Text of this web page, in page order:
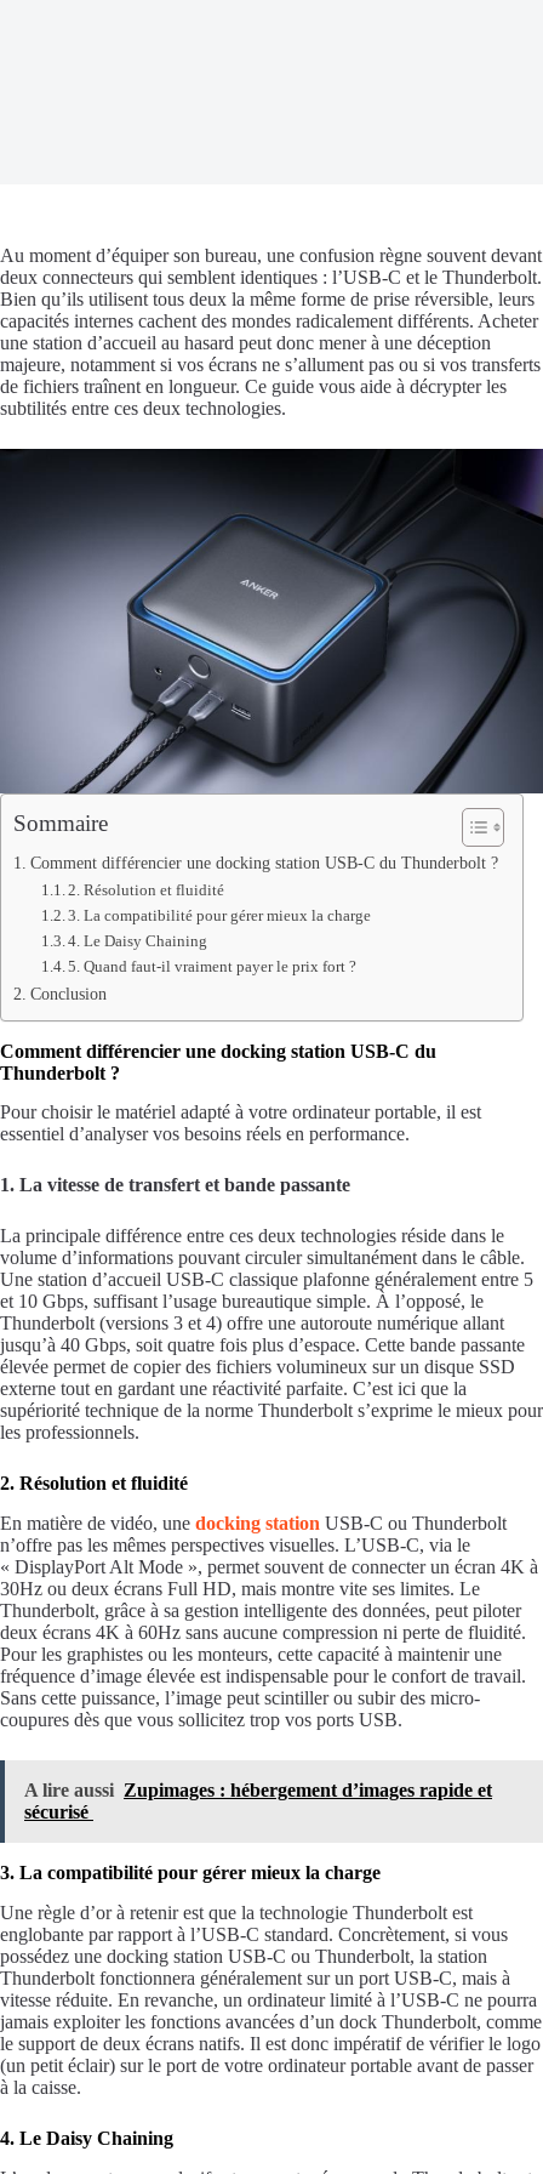
Au moment d’équiper son bureau, une confusion règne souvent devant
deux connecteurs qui semblent identiques : l’USB-C et le Thunderbolt.
Bien qu’ils utilisent tous deux la même forme de prise réversible, leurs
capacités internes cachent des mondes radicalement différents. Acheter
une station d’accueil au hasard peut donc mener à une déception
majeure, notamment si vos écrans ne s’allument pas ou si vos transferts
de fichiers traînent en longueur. Ce guide vous aide à décrypter les
subtilités entre ces deux technologies.
Sommaire
Comment différencier une docking station USB-C du Thunderbolt ?
2. Résolution et fluidité
3. La compatibilité pour gérer mieux la charge
4. Le Daisy Chaining
5. Quand faut-il vraiment payer le prix fort ?
Conclusion
Comment différencier une docking station USB-C du
Thunderbolt ?
Pour choisir le matériel adapté à votre ordinateur portable, il est
essentiel d’analyser vos besoins réels en performance.
1. La vitesse de transfert et bande passante
La principale différence entre ces deux technologies réside dans le
volume d’informations pouvant circuler simultanément dans le câble.
Une station d’accueil USB-C classique plafonne généralement entre 5
et 10 Gbps, suffisant l’usage bureautique simple. À l’opposé, le
Thunderbolt (versions 3 et 4) offre une autoroute numérique allant
jusqu’à 40 Gbps, soit quatre fois plus d’espace. Cette bande passante
élevée permet de copier des fichiers volumineux sur un disque SSD
externe tout en gardant une réactivité parfaite. C’est ici que la
supériorité technique de la norme Thunderbolt s’exprime le mieux pour
les professionnels.
2. Résolution et fluidité
En matière de vidéo, une docking station USB-C ou Thunderbolt
n’offre pas les mêmes perspectives visuelles. L’USB-C, via le
« DisplayPort Alt Mode », permet souvent de connecter un écran 4K à
30Hz ou deux écrans Full HD, mais montre vite ses limites. Le
Thunderbolt, grâce à sa gestion intelligente des données, peut piloter
deux écrans 4K à 60Hz sans aucune compression ni perte de fluidité.
Pour les graphistes ou les monteurs, cette capacité à maintenir une
fréquence d’image élevée est indispensable pour le confort de travail.
Sans cette puissance, l’image peut scintiller ou subir des micro-
coupures dès que vous sollicitez trop vos ports USB.
A lire aussi Zupimages : hébergement d’images rapide et
sécurisé
3. La compatibilité pour gérer mieux la charge
Une règle d’or à retenir est que la technologie Thunderbolt est
englobante par rapport à l’USB-C standard. Concrètement, si vous
possédez une docking station USB-C ou Thunderbolt, la station
Thunderbolt fonctionnera généralement sur un port USB-C, mais à
vitesse réduite. En revanche, un ordinateur limité à l’USB-C ne pourra
jamais exploiter les fonctions avancées d’un dock Thunderbolt, comme
le support de deux écrans natifs. Il est donc impératif de vérifier le logo
(un petit éclair) sur le port de votre ordinateur portable avant de passer
à la caisse.
4. Le Daisy Chaining